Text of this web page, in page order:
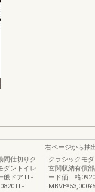
間仕切りク
ダントイレ
般ドアTL-
右ページから抽
クラシックモ
玄関収納有償
ード価 格